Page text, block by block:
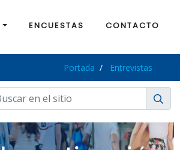
ENCUESTAS CONTACTO
Portada Entrevistas